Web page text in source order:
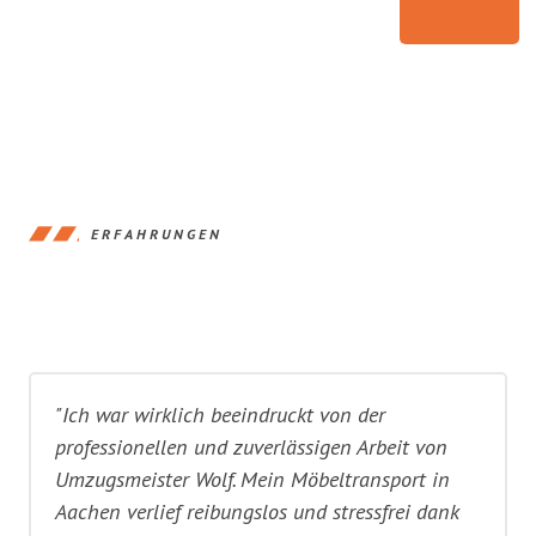
ERFAHRUNGEN
"Ich war wirklich beeindruckt von der
professionellen und zuverlässigen Arbeit von
Umzugsmeister Wolf. Mein Möbeltransport in
Aachen verlief reibungslos und stressfrei dank